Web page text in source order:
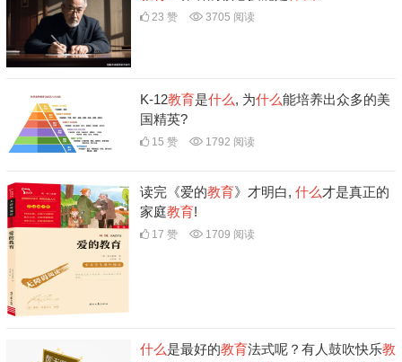
23 赞 3705 阅读
K-12教育是什么, 为什么能培养出众多的美
国精英?
15 赞 1792 阅读
读完《爱的教育》才明白, 什么才是真正的
家庭教育!
17 赞 1709 阅读
什么是最好的教育法式呢？有人鼓吹快乐教